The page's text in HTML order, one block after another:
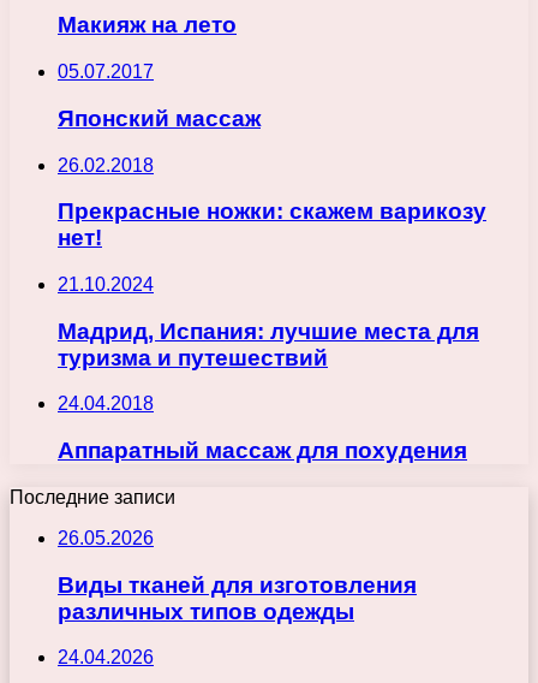
Макияж на лето
05.07.2017
Японский массаж
26.02.2018
Прекрасные ножки: скажем варикозу
нет!
21.10.2024
Мадрид, Испания: лучшие места для
туризма и путешествий
24.04.2018
Аппаратный массаж для похудения
Последние записи
26.05.2026
Виды тканей для изготовления
различных типов одежды
24.04.2026